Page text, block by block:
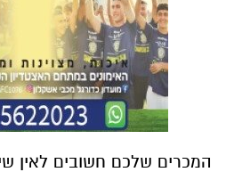
המכרים שלכם חשובים לאין